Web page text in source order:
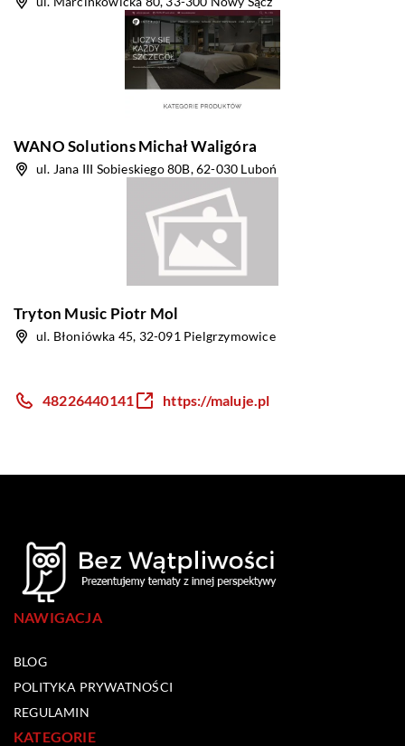
WANO Solutions Michał Waligóra
ul. Jana III Sobieskiego 80B, 62-030 Luboń
Tryton Music Piotr Mol
ul. Błoniówka 45, 32-091 Pielgrzymowice
48226440141 https://maluje.pl
NAWIGACJA
BLOG
POLITYKA PRYWATNOŚCI
REGULAMIN
KATEGORIE